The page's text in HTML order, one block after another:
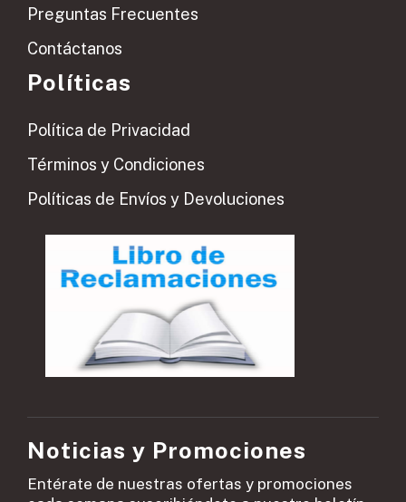
Preguntas Frecuentes
Contáctanos
Políticas
Política de Privacidad
Términos y Condiciones
Políticas de Envíos y Devoluciones
Noticias y Promociones
Entérate de nuestras ofertas y promociones